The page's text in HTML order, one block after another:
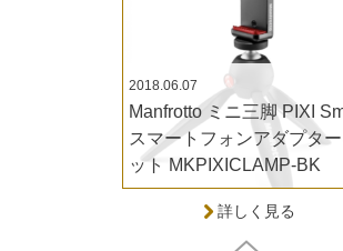
2018.06.07
Manfrotto ミニ三脚 PIXI
スマートフォンアダプタ
ット MKPIXICLAMP-BK
詳しく見る